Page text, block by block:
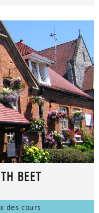
BEET
des cours